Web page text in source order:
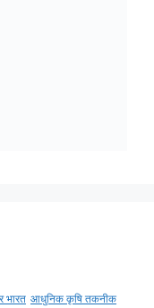
भारत आधुनिक कृषि तकनीक